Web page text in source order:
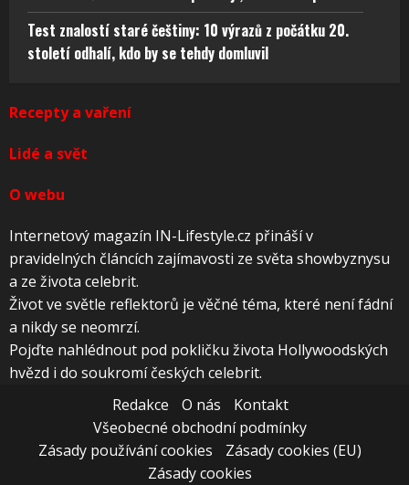
Test znalostí staré češtiny: 10 výrazů z počátku 20.
století odhalí, kdo by se tehdy domluvil
Recepty a vaření
Lidé a svět
O webu
Internetový magazín IN-Lifestyle.cz přináší v
pravidelných článcích zajímavosti ze světa showbyznysu
a ze života celebrit.
Život ve světle reflektorů je věčné téma, které není fádní
a nikdy se neomrzí.
Pojďte nahlédnout pod pokličku života Hollywoodských
hvězd i do soukromí českých celebrit.
Redakce
O nás
Kontakt
Všeobecné obchodní podmínky
Zásady používání cookies
Zásady cookies (EU)
Zásady cookies